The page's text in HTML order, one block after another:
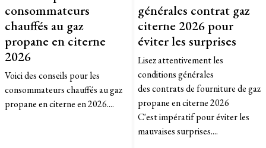
consommateurs
chauffés au gaz
propane en citerne
2026
Voici des conseils pour les
consommateurs chauffés au gaz
propane en citerne en 2026....
générales contrat gaz
citerne 2026 pour
éviter les surprises
Lisez attentivement les
conditions générales
des contrats de fourniture de gaz
propane en citerne 2026
C'est impératif pour éviter les
mauvaises surprises....